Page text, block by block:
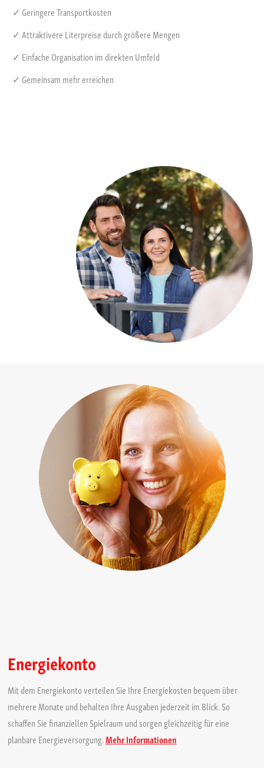
✓ Geringere Transportkosten
✓ Attraktivere Literpreise durch größere Mengen
✓ Einfache Organisation im direkten Umfeld
✓ Gemeinsam mehr erreichen
Energiekonto
Mit dem Energiekonto verteilen Sie Ihre Energiekosten bequem über
mehrere Monate und behalten Ihre Ausgaben jederzeit im Blick. So
schaffen Sie finanziellen Spielraum und sorgen gleichzeitig für eine
planbare Energieversorgung.Mehr Informationen